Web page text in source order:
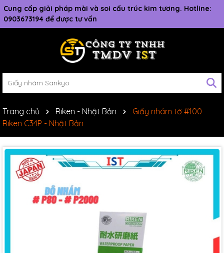
Cung cấp giải pháp mài và soi cấu trúc kim tương. Hotline:
0903673194 để được tư vấn
Trang chủ Riken - Nhật Bản
Giấy nhám tờ #100
Riken C34P - Nhật Bản